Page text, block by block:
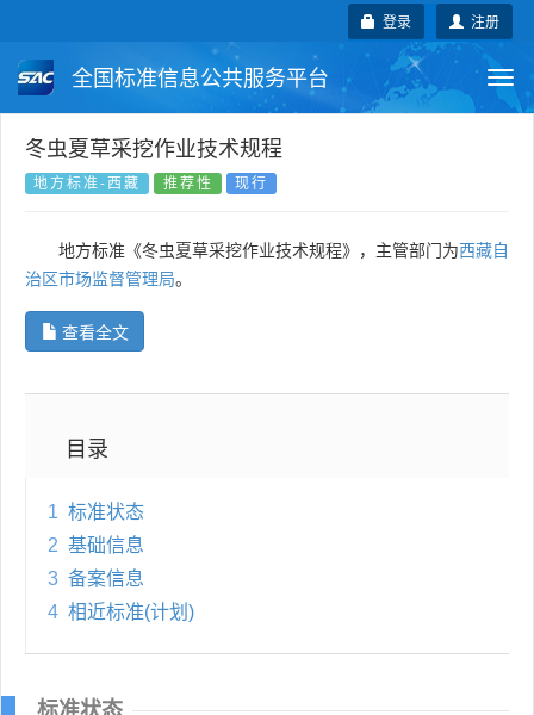
注册
登录
全国标准信息公共服务平台
国家标准 行业标准
国外标准 技术委员会
冬虫夏草采挖作业技术规程
地方标准-西藏 推荐性 现行
地方标准《冬虫夏草采挖作业技术规程》，主管部门为西藏自
治区市场监督管理局。
查看全文
目录
1 标准状态
2 基础信息
3 备案信息
4 相近标准(计划)
标准状态